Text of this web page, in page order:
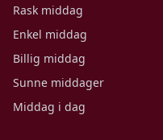
Rask middag
Enkel middag
Billig middag
Sunne middager
Middag i dag